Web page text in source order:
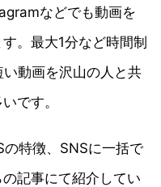
などでも動画を
。最大1分など時間制
動画を沢山の人と共
です。
特徴、SNSに一括で
記事にて紹介してい